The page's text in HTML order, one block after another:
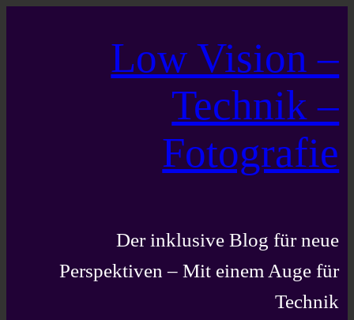
Low Vision –
Technik –
Fotografie
Der inklusive Blog für neue
Perspektiven – Mit einem Auge für
Technik